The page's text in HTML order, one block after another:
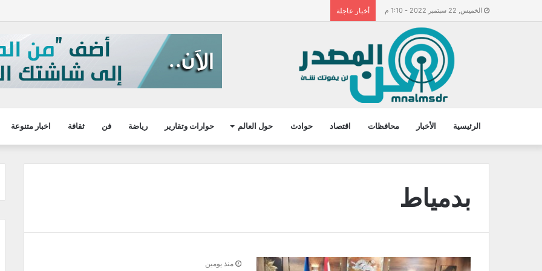
الخميس, 22 سبتمبر 2022 - 1:10 م أخبار عاجلة
الرئيسية الأخبار محافظات اقتصاد حوادث حول العالم حوارات وتقارير رياضة فن ثقافة اخبار متنوعة
بدمياط
منذ يومين